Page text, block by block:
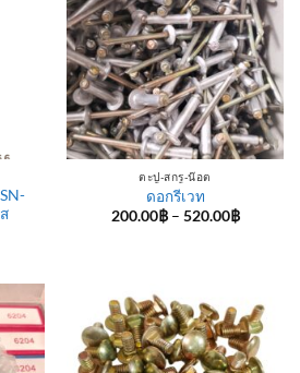
ตะปู-สกรู-น๊อต
ดอกรีเวท
200.00฿ – 520.00฿Price